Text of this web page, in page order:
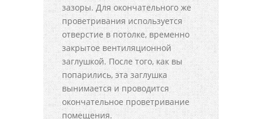
зазоры. Для окончательного же
проветривания используется
отверстие в потолке, временно
закрытое вентиляционной
заглушкой. После того, как вы
попарились, эта заглушка
вынимается и проводится
окончательное проветривание
помещения.